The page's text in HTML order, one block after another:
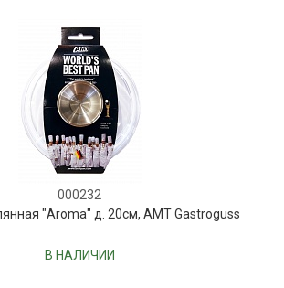
000232
"Aroma" д. 20см, AMT Gastroguss
В НАЛИЧИИ